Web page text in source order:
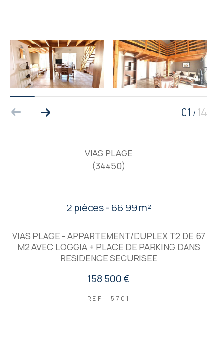
01 / 14
VIAS PLAGE
(34450)
2 pièces - 66,99 m²
VIAS PLAGE - APPARTEMENT/DUPLEX T2 DE 67
M2 AVEC LOGGIA + PLACE DE PARKING DANS
RESIDENCE SECURISEE
158 500 €
REF : 5701